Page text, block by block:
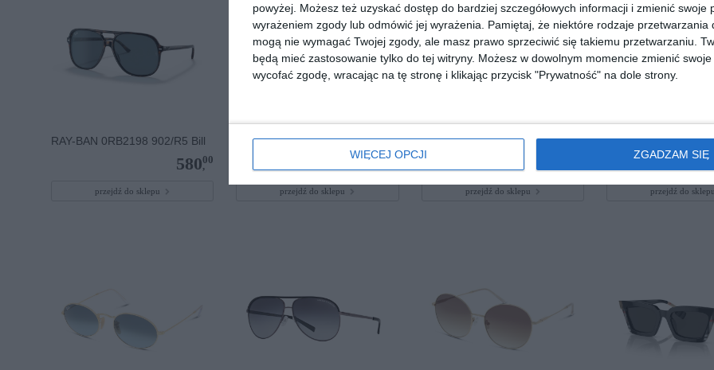
powyżej. Możesz też uzyskać dostęp do bardziej szczegółowych informacji i zmienić swoje
wyrażeniem zgody lub odmówić jej wyrażenia.
Pamiętaj, że niektóre rodzaje przetwarzania
mogą nie wymagać Twojej zgody, ale masz prawo sprzeciwić się takiemu przetwarzaniu.
będą mieć zastosowanie tylko do tej witryny. Możesz w dowolnym momencie zmienić
wycofać zgodę, wracając na tę stronę i klikając przycisk "Prywatność" na dole strony.
WIĘCEJ OPCJI ZGADZAM SIĘ
RAY-BAN 0RB2198 902/R5 Bill
580,
00
przejdź do sklepu
COACH 0HC8385U 579387
47950
przejdź do sklepu
PRADA 0PR A06S 17N06B
1.172
przejdź do sklepu
RAY BAN 0RB3757
przejdź do